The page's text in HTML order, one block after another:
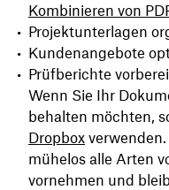
Kombinieren von
Projektunterlagen
Kundenangebote
Prüfberichte
Wenn Sie Ihr
behalten möchten,
Dropbox
mühelos alle Arten
vornehmen und